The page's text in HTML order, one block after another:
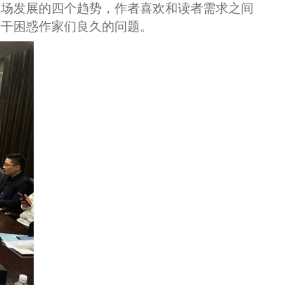
发展的四个趋势，作者喜欢和读者需求之间
困惑作家们良久的问题。